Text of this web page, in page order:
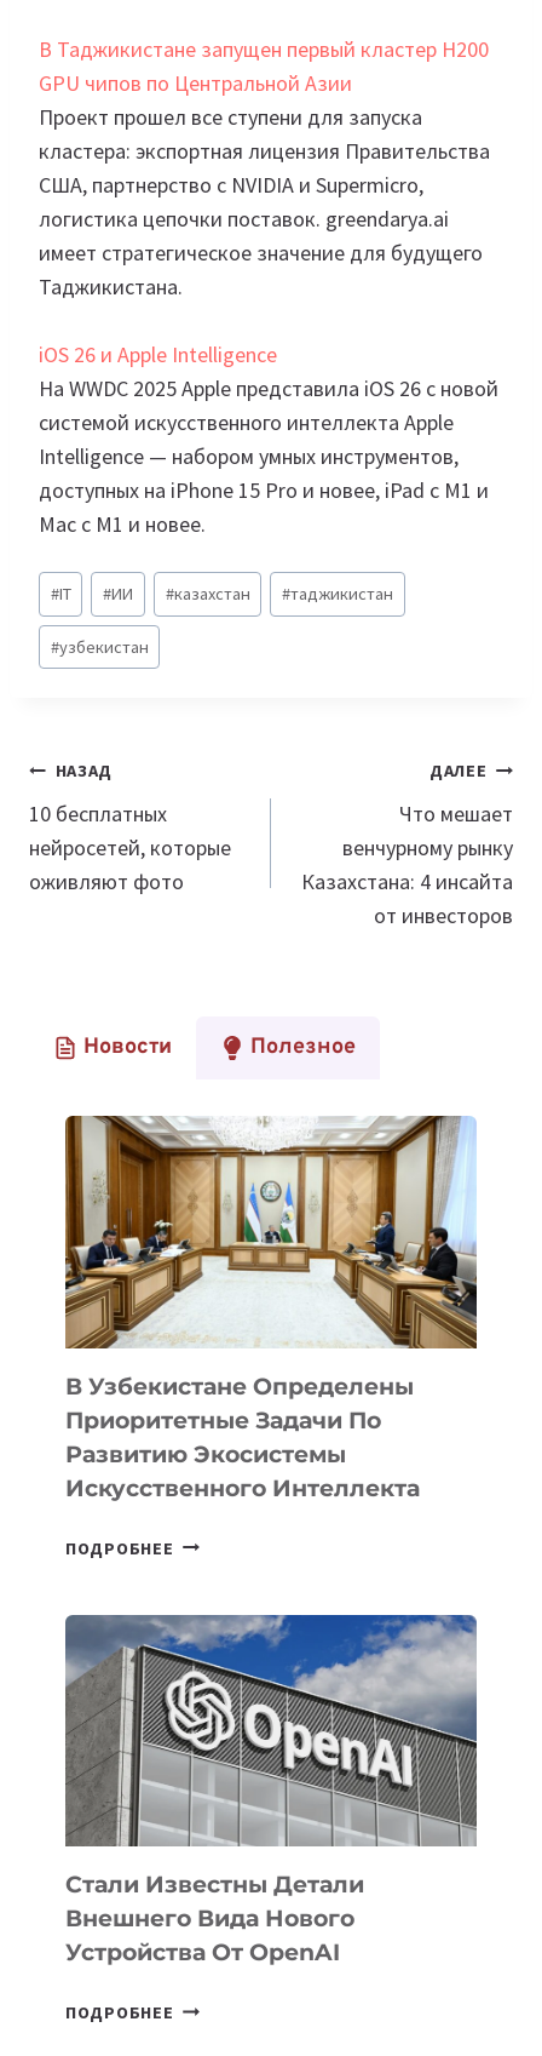
В Таджикистане запущен первый кластер H200
GPU чипов по Центральной Азии
Проект прошел все ступени для запуска
кластера: экспортная лицензия Правительства
США, партнерство с NVIDIA и Supermicro,
логистика цепочки поставок. greendarya.ai
имеет стратегическое значение для будущего
Таджикистана.
iOS 26 и Apple Intelligence
На WWDC 2025 Apple представила iOS 26 с новой
системой искусственного интеллекта Apple
Intelligence — набором умных инструментов,
доступных на iPhone 15 Pro и новее, iPad с M1 и
Mac с M1 и новее.
Метки
записи:
#IT #ИИ #казахстан #таджикистан
#узбекистан
Навигация
по
записям
НАЗАД
10 бесплатных
нейросетей, которые
оживляют фото
ДАЛЕЕ
Что мешает
венчурному рынку
Казахстана: 4 инсайта
от инвесторов
Новости Полезное
В Узбекистане Определены
Приоритетные Задачи По
Развитию Экосистемы
Искусственного Интеллекта
ПОДРОБНЕЕ
ПРИОРИТЕТНЫЕ
ЗАДАЧИ
ПО
РАЗВИТИЮ
ЭКОСИСТЕМЫ
ИСКУССТВЕННОГО
ИНТЕЛЛЕКТА
Стали Известны Детали
Внешнего Вида Нового
Устройства От OpenAI
ПОДРОБНЕЕ СТАЛИ